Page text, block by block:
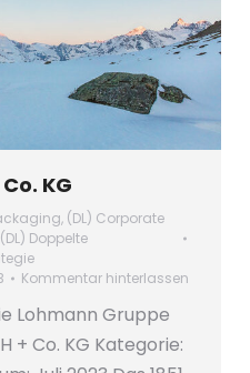
KG
, (DL) Corporate
(DL) Doppelte
Kommentar hinterlassen
Lohmann Gruppe
+ Co. KG Kategorie: